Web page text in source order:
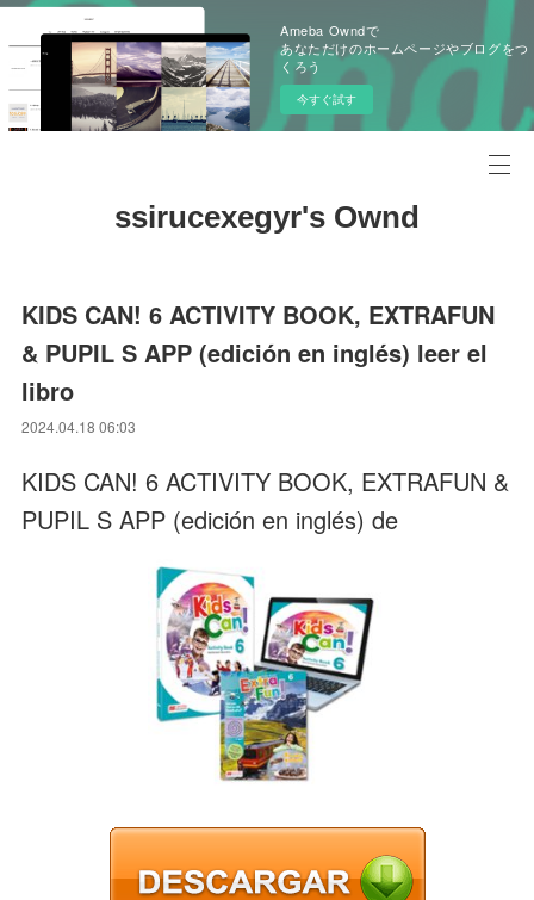
Ameba Owndで
あなただけのホームページやブログをつ
くろう
今すぐ試す
ssirucexegyr's Ownd
KIDS CAN! 6 ACTIVITY BOOK, EXTRAFUN
& PUPIL S APP (edición en inglés) leer el
libro
2024.04.18 06:03
KIDS CAN! 6 ACTIVITY BOOK, EXTRAFUN &
PUPIL S APP (edición en inglés) de